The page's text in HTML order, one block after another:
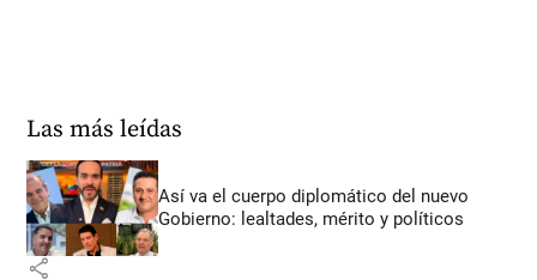
Las más leídas
Así va el cuerpo diplomático del nuevo
Gobierno: lealtades, mérito y políticos
share